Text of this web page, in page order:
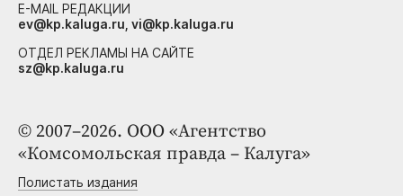
© 2007–2026. ООО «Агентство
«Комсомольская правда – Калуга»
Полистать издания
E-MAIL РЕДАКЦИИ
ev@kp.kaluga.ru, vi@kp.kaluga.ru
ОТДЕЛ РЕКЛАМЫ НА САЙТЕ
sz@kp.kaluga.ru